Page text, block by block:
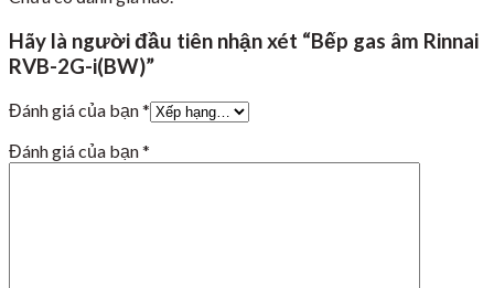
Hãy là người đầu tiên nhận xét “Bếp gas âm Rinnai
RVB-2G-i(BW)”
Đánh giá của bạn*
Đánh giá của bạn*